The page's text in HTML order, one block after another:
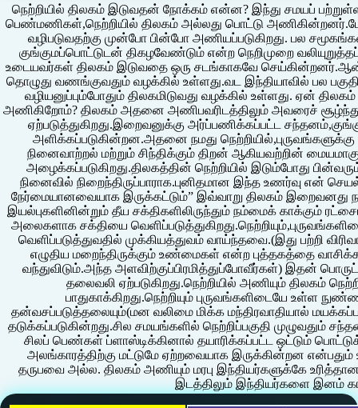
நெற்றியில் திலகம் இடுவதன் நோக்கம் என்ன? இந்து சமயப்
பெண்மணிகள்,நெற்றியில் திலகம் அல்லது பொட்டு
வழிபடுவதற்கு முன்போ பின்போ அணியப்படுகிறது. பல
குங்குமப்பொட்டுடன் திகழவேண்டும் என்ற நெறிமுறை
உடையவர்கள் திலகம் இடுவதை ஒரு சடங்காகவே
தொழுது வணங்குவதும் வழக்கில் உள்ளது.வட இந்தியாவில் பல
வழியனுப்பும்போதும் திலகமிடுவது வழக்கில் உள்ளது. ஏன்
அணிகிறோம்? திலகம் அதனை அணிபவரிடத்திலும் அவரைச்
ஏற்படுத்துகிறது.இறைவனுக்கு அர்ப்பணிக்கப்பட்ட
அளிக்கப்படுகின்றன.அதனை நமது
நினைவாற்றல் மற்றும் சிந்திக்கும் திறன் ஆகியவற்றின்
அழைக்கப்படுகிறது.திலகத்தின் நெற்றியில் இடும்போது
நினைவில் நிறைந்திருப்பாராக.புனிதமான இந்த உணர்வு என்
நேர்மையானவையாக இருக்கட்டும்” இவ்வாறு திலகம் இறைவனது
இயல்புகளினின்றும் தீய சக்திகளிலிருந்தும் நம்மைக் காக்கும்
அலைகளாக சக்தியை
வெளிப்படுத்துவதில் முக்கியத்துவம் வாய்ந்தவை.(இது பற்றி
எழுதிய மறைந்திருக்கும் உண்மைகள் என்ற புத்தகத்தை
வந்துவிடும்.அந்த அளவிற்குப்பிரமித்துப்போவீர்கள்) இதன்
தலைவலி ஏற்படுகிறது.நெற்றியில் அணியும் திலகம்
பாதுகாக்கிறது.நெற்றியும் புருவங்களிடையே உள்ள
தன்வசப்படுத்தலையும்(மன வலிமை மிக்க மந்திரவாதியால்
தடுக்கப்படுகின்றது.சில சமயங்களில் நெற்றிப்பகுதி முழுவதும்
சிலப் பெண்கள் ப்ளாஸ்டிக்கினால் தயாரிக்கப்பட்ட ஒட்டும்
அலங்காரத்திற்கு மட்டுமே ஏற்றவையாக இருக்கின்றன
தருபவை அல்ல. திலகம் அணியும் மரபு இந்தியர்களுக்கே
இடத்திலும் இந்தியர்களை இனம்